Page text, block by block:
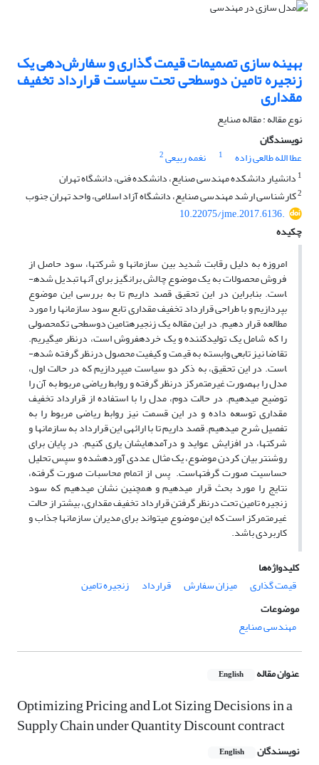
بهینه سازی تصمیمات قیمت گذاری و سفارش‌دهی یک
زنجیره تامین دوسطحی تحت سیاست قرارداد تخفیف
مقداری
نوع مقاله : مقاله صنایع
نویسندگان
عطا الله طالعی زاده
1 نغمه ربیعی2
1 دانشیار دانشکده مهندسی صنایع، دانشکده فنی، دانشگاه تهران
2کارشناسی ارشد مهندسی صنایع، دانشگاه آزاد اسلامی، واحد تهران جنوب
10.22075/jme.2017.6136.
چکیده
امروزه به دلیل رقابت شدید بین سازمان­ها و شرکت­ها، سود حاصل از
فروش محصولات به یک موضوع چالش برانگیز برای آنها تبدیل شده­
است. بنابراین در این تحقیق قصد داریم تا به بررسی این موضوع
بپردازیم و با طراحی قرارداد تخفیف مقداری تابع سود سازمان­ها را مورد
مطالعه قرار دهیم. در این مقاله یک زنجیره­تامین دوسطحی تک­محصولی
را که شامل یک تولیدکننده و یک خرده­فروش است، درنظر می­گیریم.
تقاضا نیز تابعی وابسته به قیمت و کیفیت محصول درنظر گرفته شده­
است. در این تحقیق، به ذکر دو سیاست می­پردازیم که در حالت اول،
مدل را به­صورت غیر­متمرکز درنظر گرفته و روابط ریاضی مربوط به آن را
توضیح می­دهیم. در حالت دوم، مدل را با استفاده از قرارداد تخفیف
مقداری توسعه داده و در این قسمت نیز روابط ریاضی مربوط را به
تفصیل شرح می­دهیم. قصد داریم تا با ارائه­ی این قرارداد به سازمان­ها و
شرکت­ها، در افزایش عواید و درآمدهایشان یاری کنیم. در پایان برای
روشن­تر بیان کردن موضوع، یک مثال عددی آورده­شده و سپس تحلیل
حساسیت صورت گرفته­است. پس از اتمام محاسبات صورت گرفته،
نتایج را مورد بحث قرار می­دهیم و همچنین نشان می­دهیم که سود
زنجیره تامین تحت درنظر گرفتن قرارداد تخفیف مقداری، بیشتر از حالت
غیرمتمرکز است که این موضوع می­تواند برای مدیران سازمان­ها جذاب و
کاربردی باشد.
کلیدواژه‌ها
قیمت گذاری
میزان سفارش قرارداد
زنجیره تامین
موضوعات
مهندسی صنایع
عنوان مقاله English
Optimizing Pricing and Lot Sizing Decisions in a
Supply Chain under Quantity Discount contract
نویسندگان English